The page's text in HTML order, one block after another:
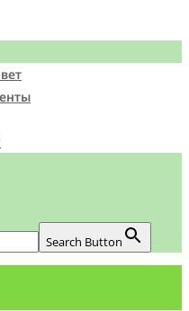
Search Button